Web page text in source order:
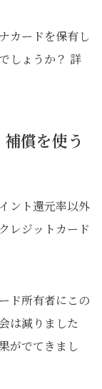
カードを保有し
しょうか？ 詳
償を使う
ント還元率以外
レジットカード
ド所有者にこの
は減りました
がでてきまし